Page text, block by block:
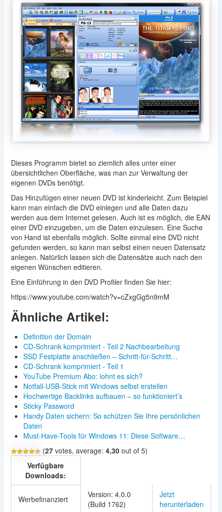
Dieses Programm bietet so ziemlich alles unter einer
übersichtlichen Oberfläche, was man zur Verwaltung der
eigenen DVDs benötigt.
Das Hinzufügen einer neuen DVD ist kinderleicht. Zum Beispiel
kann man einfach die DVD einlegen und alle Daten dazu
werden aus dem Internet gelesen. Auch ist es möglich, die EAN
einer DVD einzugeben, um die Daten einzulesen. Eine Suche
von Hand ist ebenfalls möglich. Sollte einmal eine DVD nicht
gefunden werden, so kann man selbst einen neuen Datensatz
anlegen. Natürlich lassen sich die Datensätze auch nach den
eigenen Wünschen editieren.
Eine Einführung in den DVD Profiler finden Sie hier:
https://www.youtube.com/watch?v=cZxgGg5n9mM
Ähnliche Artikel:
Definition der Domain
CD-Schrank komprimiert - Teil 2 Nachbearbeitung
SSD Festplatte anschließen – Schritt-für-Schritt…
CD-Schrank komprimiert - Teil 1
YouTube Premium Abo: lohnt es sich?
Notfall-USB-Stick mit Windows selbst erstellen
Hochwertige Backlinks aufbauen – so funktioniert’s
Sticky Password
Handy Daten sichern: So schützen Sie Ihre persönlichen
Daten
Must-Have-Tools für Windows 11: Diese Software…
(27votes, average: 4,30out of 5)
Verfügbare
Downloads:
Werbefinanziert
Version: 4.0.0
(Build 1762)
Jetzt
herunterladen